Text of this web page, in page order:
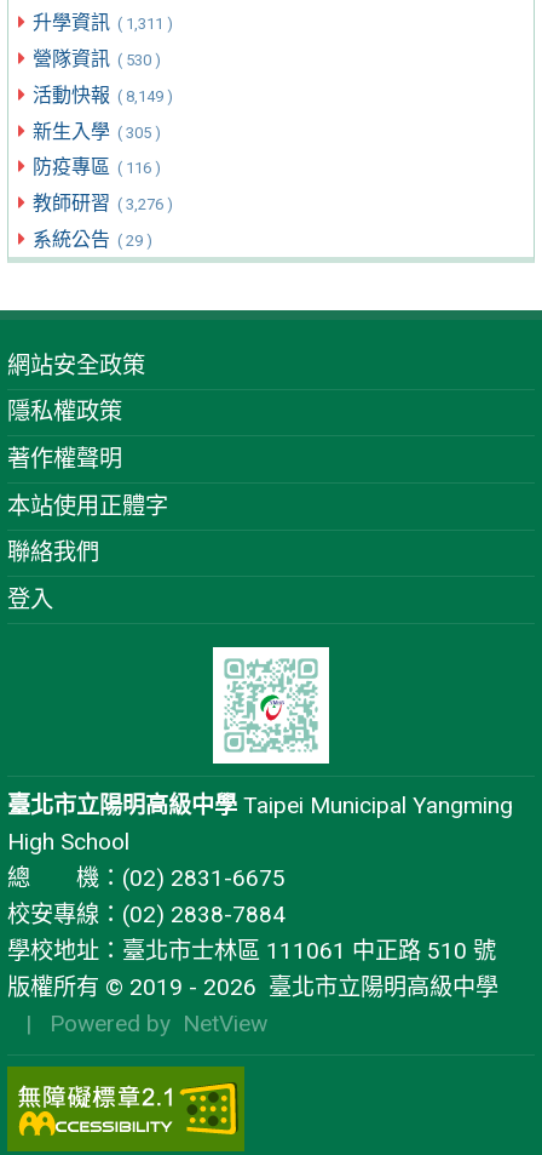
升學資訊 ( 1,311 )
營隊資訊 ( 530 )
活動快報 ( 8,149 )
新生入學 ( 305 )
防疫專區 ( 116 )
教師研習 ( 3,276 )
系統公告 ( 29 )
網站安全政策
隱私權政策
著作權聲明
本站使用正體字
聯絡我們
登入
臺北市立陽明高級中學 Taipei Municipal Yangming
High School
總 機：(02) 2831-6675
校安專線：(02) 2838-7884
學校地址：臺北市士林區 111061 中正路 510 號
版權所有 © 2019 - 2026 臺北市立陽明高級中學
| Powered by NetView